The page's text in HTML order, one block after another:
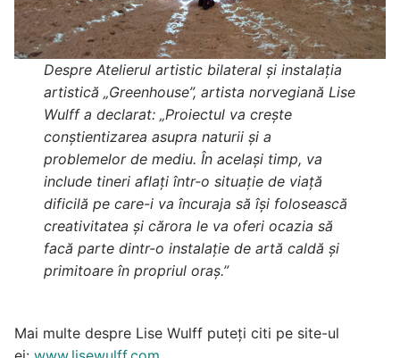
Despre Atelierul artistic bilateral și instalația
artistică „Greenhouse”, artista norvegiană Lise
Wulff a declarat: „Proiectul va crește
conștientizarea asupra naturii și a
problemelor de mediu. În același timp, va
include tineri aflați într-o situație de viață
dificilă pe care-i va încuraja să își folosească
creativitatea și cărora le va oferi ocazia să
facă parte dintr-o instalație de artă caldă și
primitoare în propriul oraș.”
Mai multe despre Lise Wulff puteți citi pe site-ul